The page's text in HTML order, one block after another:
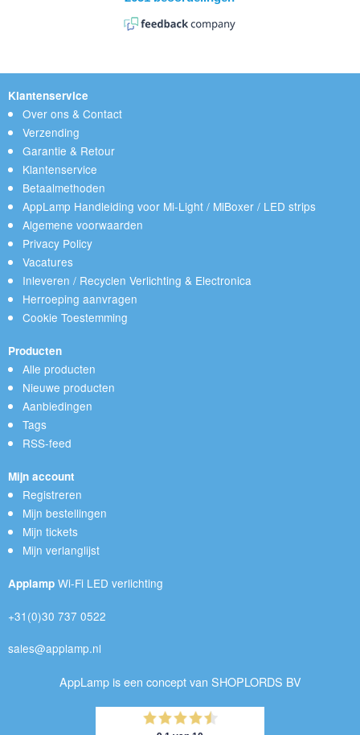
Klantenservice
Over ons & Contact
Verzending
Garantie & Retour
Klantenservice
Betaalmethoden
AppLamp Handleiding voor Mi-Light / MiBoxer / LED strips
Algemene voorwaarden
Privacy Policy
Vacatures
Inleveren / Recyclen Verlichting & Electronica
Herroeping aanvragen
Cookie Toestemming
Producten
Alle producten
Nieuwe producten
Aanbiedingen
Tags
RSS-feed
Mijn account
Registreren
Mijn bestellingen
Mijn tickets
Mijn verlanglijst
Applamp Wi-Fi LED verlichting
+31(0)30 737 0522
sales@applamp.nl
AppLamp is een concept van SHOPLORDS BV